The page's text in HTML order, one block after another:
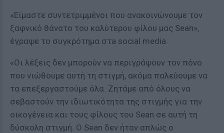
«Είμαστε συντετριμμένοι που ανακοινώνουμε τον
ξαφνικό θάνατο του καλύτερου φίλου μας Sean»,
έγραψε το συγκρότημα στa social media.
«Οι λέξεις δεν μπορούν να περιγράψουν τον πόνο
που νιώθουμε αυτή τη στιγμή, ακόμα παλεύουμε να
τα επεξεργαστούμε όλα. Ζητάμε από όλους να
σεβαστούν την ιδιωτικότητα της στιγμής για την
οικογένεια και τους φίλους του Sean σε αυτή τη
δύσκολη στιγμή. Ο Sean δεν ήταν απλώς ο